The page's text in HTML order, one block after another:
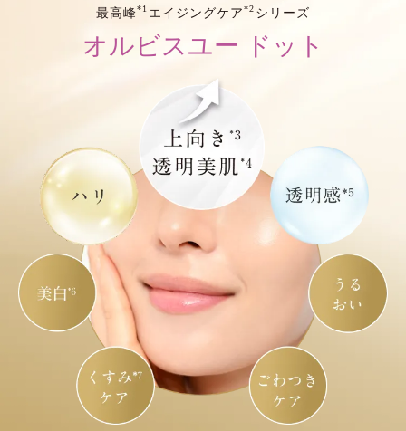
最高峰*1 エイジングケア*2 シリーズ
オルビスユー ドット